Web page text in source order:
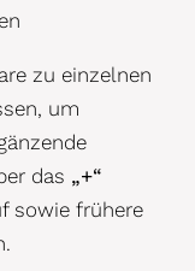
zu einzelnen
um
das „+“
sowie frühere